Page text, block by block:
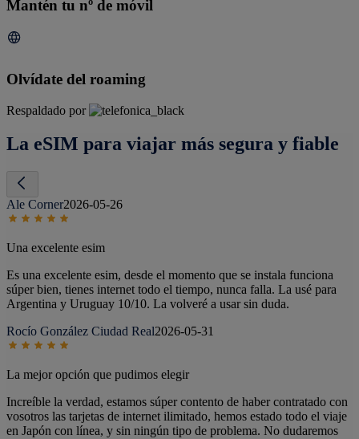
Mantén tu nº de móvil
Olvídate del roaming
Respaldado por
La eSIM para viajar más segura y fiable
Ale Corner2026-05-26
Una excelente esim
Es una excelente esim, desde el momento que se instala funciona
súper bien, tienes internet todo el tiempo, nunca falla. La usé para
Argentina y Uruguay 10/10. La volveré a usar sin duda.
Rocío González Ciudad Real2026-05-31
La mejor opción que pudimos elegir
Increíble la verdad, estamos súper contento de haber contratado con
vosotros las tarjetas de internet ilimitado, hemos estado todo el viaje
en Japón con línea, y sin ningún tipo de problema. No dudaremos